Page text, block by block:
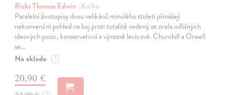
Ricks Thomas Edwin | Kniha
Paralelní životopisy dvou velikánů minulého století přinášejí
nekonvenční pohled na boj proti totalitě vedený ze zcela odlišných
ideových pozic, konzervativní a výrazně levicové. Churchill a Orwell
se…
Na sklade ?
20,90 €